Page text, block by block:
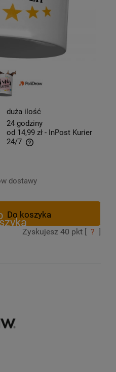
duża ilość
24 godziny
od 14,99 zł - InPost Kurier
24/7
kosztów płatności
dostawy
Zyskujesz 40 pkt [ ? ]